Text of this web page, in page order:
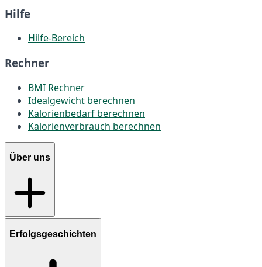
Hilfe
Hilfe-Bereich
Rechner
BMI Rechner
Idealgewicht berechnen
Kalorienbedarf berechnen
Kalorienverbrauch berechnen
Über uns
Erfolgsgeschichten